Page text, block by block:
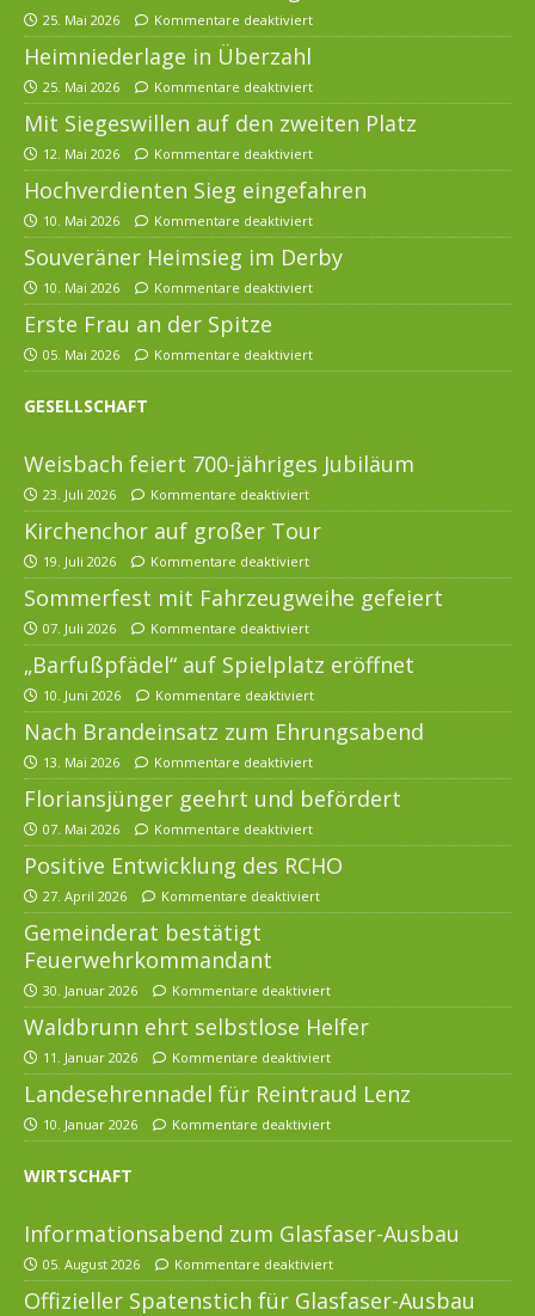
25. Mai 2026 Kommentare deaktiviert
Heimniederlage in Überzahl
25. Mai 2026 Kommentare deaktiviert
Mit Siegeswillen auf den zweiten Platz
12. Mai 2026 Kommentare deaktiviert
Hochverdienten Sieg eingefahren
10. Mai 2026 Kommentare deaktiviert
Souveräner Heimsieg im Derby
10. Mai 2026 Kommentare deaktiviert
Erste Frau an der Spitze
05. Mai 2026 Kommentare deaktiviert
GESELLSCHAFT
Weisbach feiert 700-jähriges Jubiläum
23. Juli 2026 Kommentare deaktiviert
Kirchenchor auf großer Tour
19. Juli 2026 Kommentare deaktiviert
Sommerfest mit Fahrzeugweihe gefeiert
07. Juli 2026 Kommentare deaktiviert
„Barfußpfädel“ auf Spielplatz eröffnet
10. Juni 2026 Kommentare deaktiviert
Nach Brandeinsatz zum Ehrungsabend
13. Mai 2026 Kommentare deaktiviert
Floriansjünger geehrt und befördert
07. Mai 2026 Kommentare deaktiviert
Positive Entwicklung des RCHO
27. April 2026 Kommentare deaktiviert
Gemeinderat bestätigt
Feuerwehrkommandant
30. Januar 2026 Kommentare deaktiviert
Waldbrunn ehrt selbstlose Helfer
11. Januar 2026 Kommentare deaktiviert
Landesehrennadel für Reintraud Lenz
10. Januar 2026 Kommentare deaktiviert
WIRTSCHAFT
Informationsabend zum Glasfaser-Ausbau
05. August 2026 Kommentare deaktiviert
Offizieller Spatenstich für Glasfaser-Ausbau